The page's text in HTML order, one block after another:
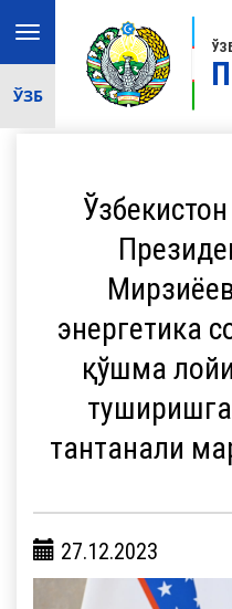
Toggle
navigation
ЎЗБ
энергетика
қўшма
тантанали
27.12.2023